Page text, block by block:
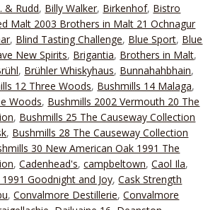
& Rudd, Billy Walker, Birkenhof, Bistro
Malt 2003 Brothers in Malt 21 Ochnagur
, Blind Tasting Challenge, Blue Sport, Blue
New Spirits, Brigantia, Brothers in Malt,
, Brühler Whiskyhaus, Bunnahahbhain,
12 Three Woods, Bushmills 14 Malaga,
Woods, Bushmills 2002 Vermouth 20 The
, Bushmills 25 The Causeway Collection
, Bushmills 28 The Causeway Collection
30 New American Oak 1991 The
,Cadenhead's,campbeltown,Caol Ila,
Goodnight and Joy,Cask Strength
,Convalmore Destillerie,Convalmore